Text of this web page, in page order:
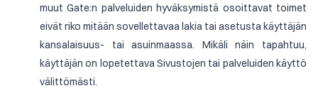
muut Gate:n palveluiden hyväksymistä osoittavat toimet
eivät riko mitään sovellettavaa lakia tai asetusta käyttäjän
kansalaisuus- tai asuinmaassa. Mikäli näin tapahtuu,
käyttäjän on lopetettava Sivustojen tai palveluiden käyttö
välittömästi.